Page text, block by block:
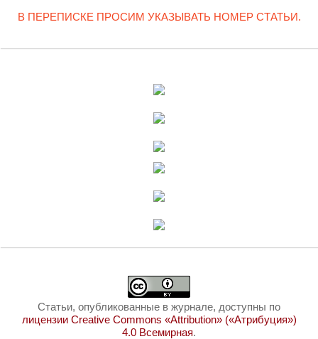
В ПЕРЕПИСКЕ ПРОСИМ УКАЗЫВАТЬ НОМЕР СТАТЬИ.
Статьи, опубликованные в журнале, доступны по
лицензии Creative Commons «Attribution» («Атрибуция»)
4.0 Всемирная.